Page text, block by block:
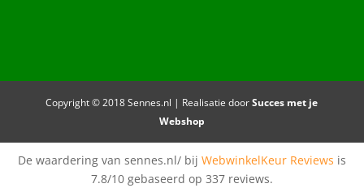
Copyright © 2018 Sennes.nl | Realisatie doorSucces met je
Webshop
De waardering van sennes.nl/ bij WebwinkelKeur Reviews is
7.8/10 gebaseerd op 337 reviews.